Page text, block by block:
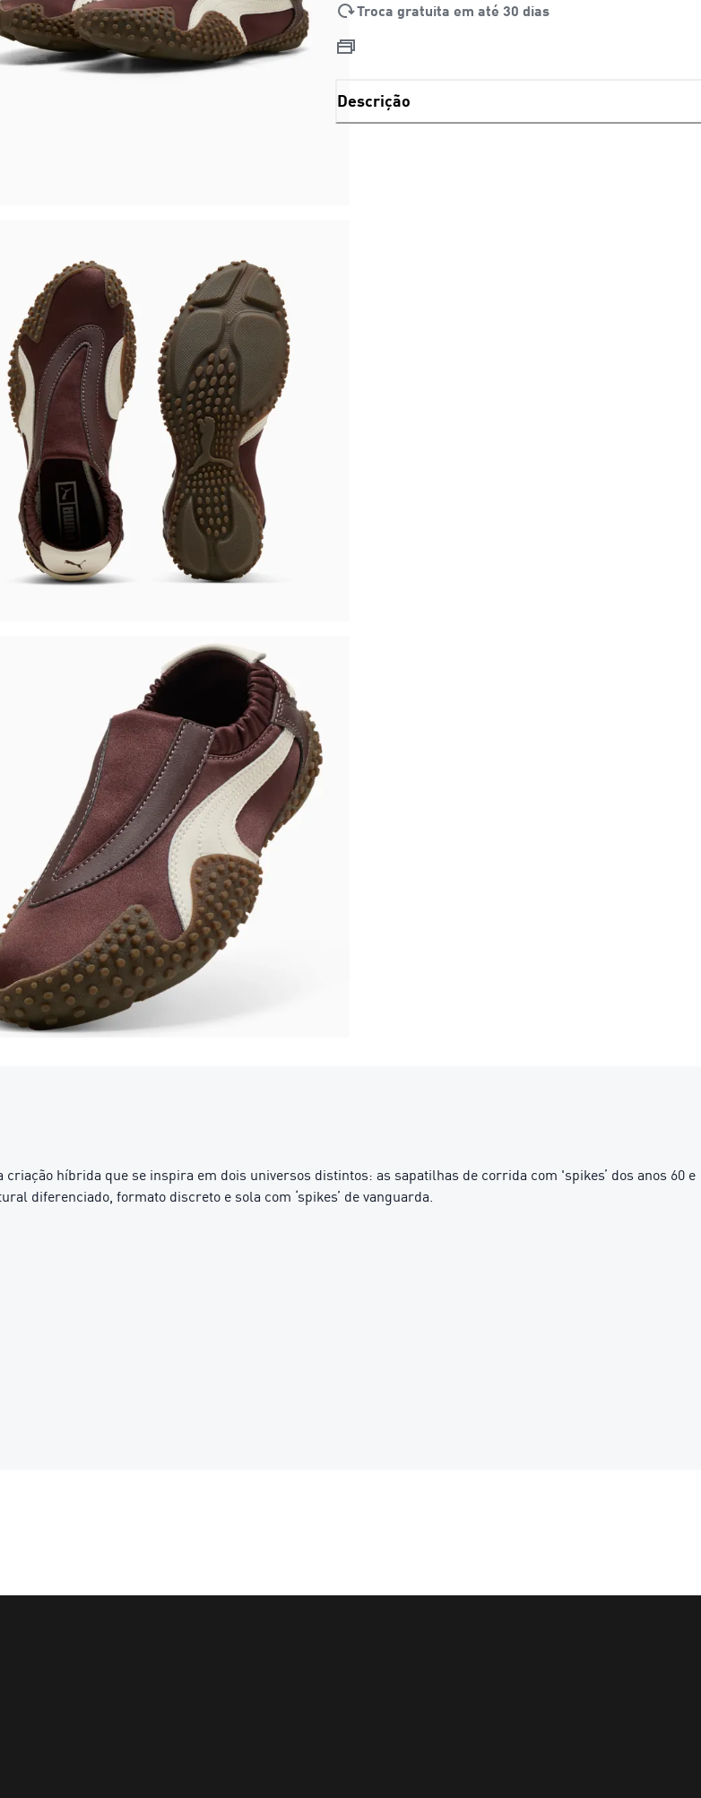
Troca gratuita em até 30 dias
Descrição
híbrida que se inspira em dois universos distintos: as sapatilhas de corrida com 'spikes’ dos anos 60 e
diferenciado, formato discreto e sola com ‘spikes’ de vanguarda.